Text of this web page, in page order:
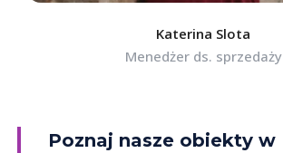
Katerina Slota
Menedżer ds. sprzedaży
Poznaj nasze obiekty w